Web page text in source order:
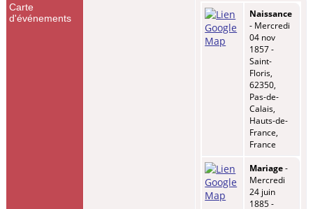
Carte
d'événements
Naissance
- Mercredi
04 nov
1857 -
Saint-
Floris,
62350,
Pas-de-
Calais,
Hauts-de-
France,
France
Mariage-
Mercredi
24 juin
1885 -